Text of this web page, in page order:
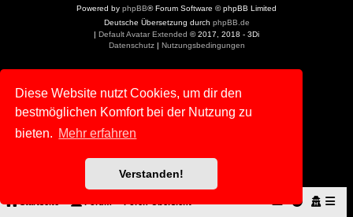
Diese Website nutzt Cookies, um dir den
bestmöglichen Komfort bei der Nutzung zu
bieten. Mehr erfahren
Verstanden!
Powered by phpBB® Forum Software © phpBB Limited
Deutsche Übersetzung durch phpBB.de
Default Avatar Extended © 2017, 2018 - 3Di
Datenschutz| Nutzungsbedingungen